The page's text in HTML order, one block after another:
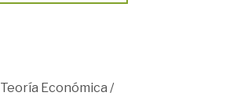
Teoría Económica /